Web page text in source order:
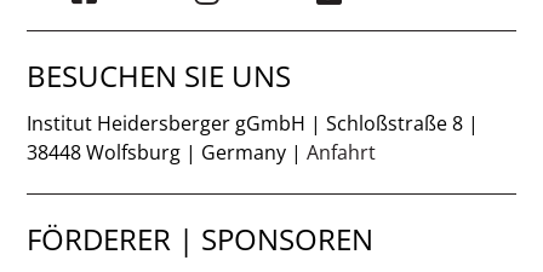
BESUCHEN SIE UNS
Institut Heidersberger gGmbH | Schloßstraße 8 |
38448 Wolfsburg | Germany |Anfahrt
FÖRDERER | SPONSOREN